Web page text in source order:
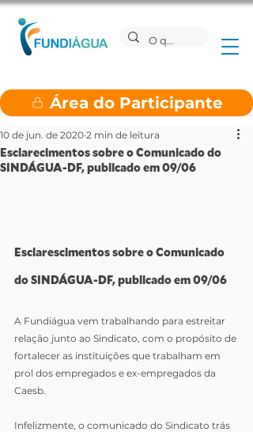
Área do Participante
Esclarecimentos sobre o Comunicado do
SINDÁGUA-DF, publicado em 09/06
10 de jun. de 2020 2 min de leitura
Esclarescimentos sobre o Comunicado
do SINDÁGUA-DF, publicado em 09/06
A Fundiágua vem trabalhando para estreitar
relação junto ao Sindicato, com o propósito de
fortalecer as instituições que trabalham em
prol dos empregados e ex-empregados da
Caesb.
Infelizmente, o comunicado do Sindicato trás